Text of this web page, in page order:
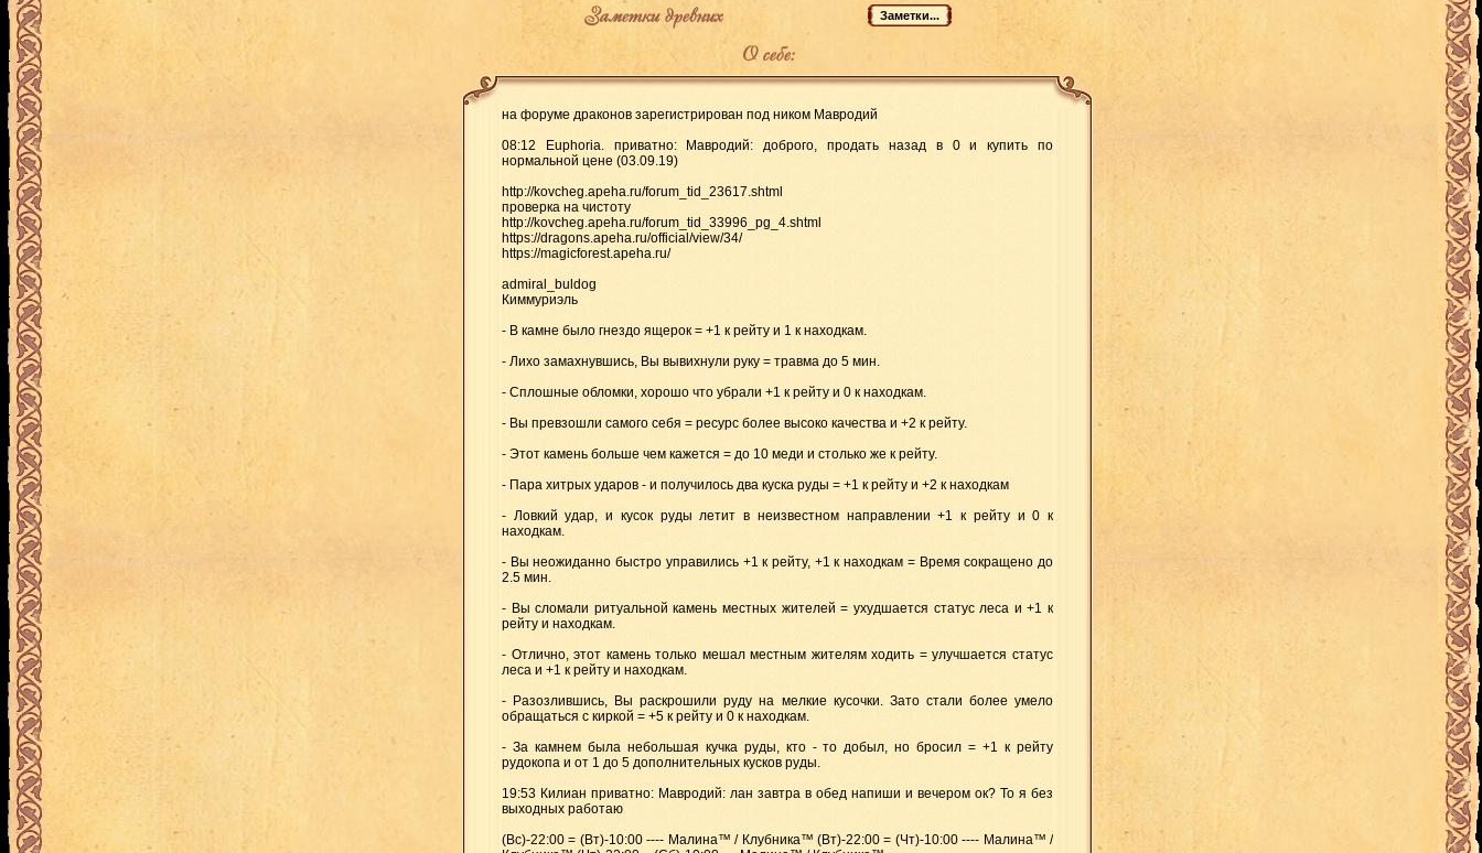
Заметки древних
О себе:
на форуме драконов зарегистрирован под ником Мавродий
08:12 Euphoria. приватно: Мавродий: доброго, продать назад в 0 и купить по
нормальной цене (03.09.19)
http://kovcheg.apeha.ru/forum_tid_23617.shtml
проверка на чистоту
http://kovcheg.apeha.ru/forum_tid_33996_pg_4.shtml
https://dragons.apeha.ru/official/view/34/
https://magicforest.apeha.ru/
admiral_buldog
Киммуриэль
- В камне было гнездо ящерок = +1 к рейту и 1 к находкам.
- Лихо замахнувшись, Вы вывихнули руку = травма до 5 мин.
- Сплошные обломки, хорошо что убрали +1 к рейту и 0 к находкам.
- Вы превзошли самого себя = ресурс более высоко качества и +2 к рейту.
- Этот камень больше чем кажется = до 10 меди и столько же к рейту.
- Пара хитрых ударов - и получилось два куска руды = +1 к рейту и +2 к находкам
- Ловкий удар, и кусок руды летит в неизвестном направлении +1 к рейту и 0 к
находкам.
- Вы неожиданно быстро управились +1 к рейту, +1 к находкам = Время сокращено до
2.5 мин.
- Вы сломали ритуальной камень местных жителей = ухудшается статус леса и +1 к
рейту и находкам.
- Отлично, этот камень только мешал местным жителям ходить = улучшается статус
леса и +1 к рейту и находкам.
- Разозлившись, Вы раскрошили руду на мелкие кусочки. Зато стали более умело
обращаться с киркой = +5 к рейту и 0 к находкам.
- За камнем была небольшая кучка руды, кто - то добыл, но бросил = +1 к рейту
рудокопа и от 1 до 5 дополнительных кусков руды.
19:53 Килиан приватно: Мавродий: лан завтра в обед напиши и вечером ок? То я без
выходных работаю
(Вс)-22:00 = (Вт)-10:00 ---- Малина™ / Клубника™ (Вт)-22:00 = (Чт)-10:00 ---- Малина™ /